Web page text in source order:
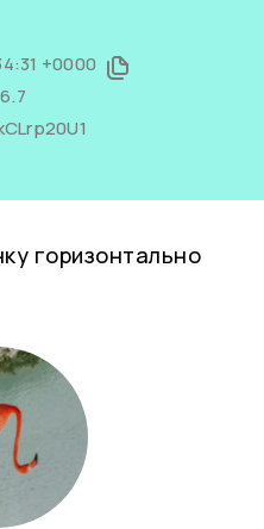
+0000
горизонтально